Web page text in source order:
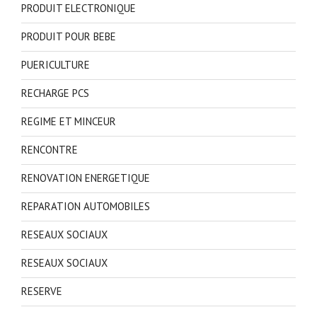
PRODUIT ELECTRONIQUE
PRODUIT POUR BEBE
PUERICULTURE
RECHARGE PCS
REGIME ET MINCEUR
RENCONTRE
RENOVATION ENERGETIQUE
REPARATION AUTOMOBILES
RESEAUX SOCIAUX
RESEAUX SOCIAUX
RESERVE